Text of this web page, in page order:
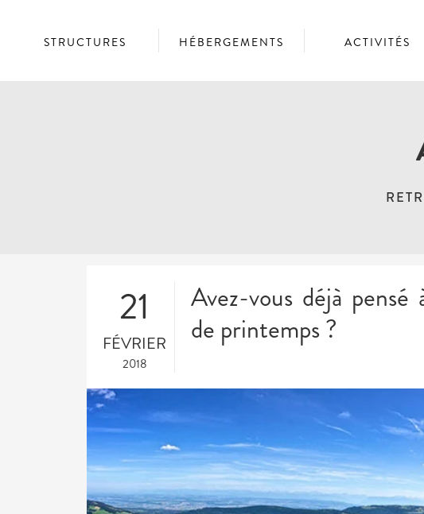
STRUCTURES HÉBERGEMENTS ACTIVITÉS
21
FÉVRIER
2018
Avez-vous déjà
de printemps ?